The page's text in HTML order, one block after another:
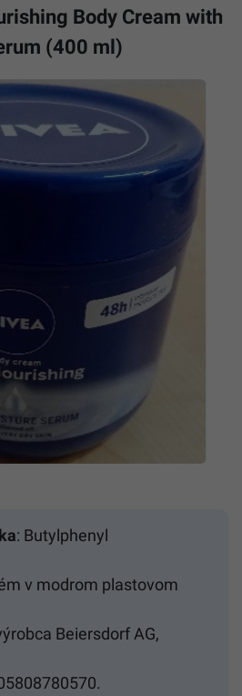
Body Cream with
(400 ml)
: Butylphenyl
v modrom plastovom
Beiersdorf AG,